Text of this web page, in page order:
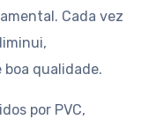
Cada vez
boa qualidade.
por PVC,